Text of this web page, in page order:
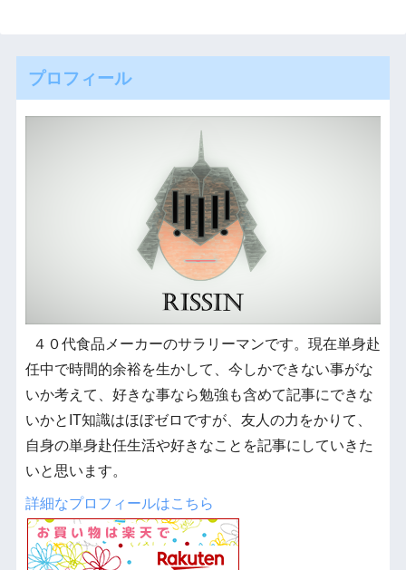
プロフィール
４０代食品メーカーのサラリーマンです。現在単身赴
任中で時間的余裕を生かして、今しかできない事がな
いか考えて、好きな事なら勉強も含めて記事にできな
いかとIT知識はほぼゼロですが、友人の力をかりて、
自身の単身赴任生活や好きなことを記事にしていきた
いと思います。
詳細なプロフィールはこちら